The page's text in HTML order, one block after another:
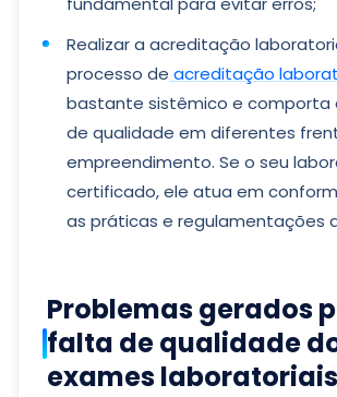
Realizar a acreditação
processo de acreditação
bastante sistêmico e comporta
de qualidade em diferentes
empreendimento. Se o seu
certificado, ele atua em
as práticas e regulamentações
Problemas gerados
falta de qualidade
exames laboratoriais